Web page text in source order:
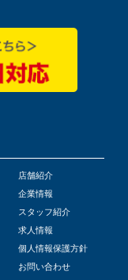
店舗紹介
企業情報
スタッフ紹介
求人情報
個人情報保護方針
お問い合わせ